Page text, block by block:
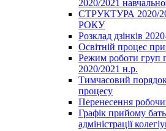
2020/2021
СТРУКТУРА 2020/
РОКУ
Розклад дзінків
Освітній процес
Режим роботи груп
2020/2021 н.р.
Тимчасовий порядок
процесу
Перенесення
Графік прийому
адміністрації